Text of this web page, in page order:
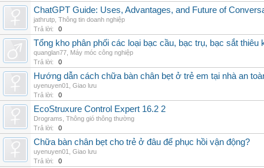
ChatGPT Guide: Uses, Advantages, and Future of
jathrutp Thông tin doanh nghiệp
Trả lời:
0
Tổng kho phân phối các loại bạc cầu, bạc trụ, bạc sắt thiêu
quanglan77 Máy móc công nghiệp
Trả lời:
0
Hướng dẫn cách chữa bàn chân bẹt ở trẻ em tại nhà an
uyenuyen01
Giao lưu
Trả lời:
0
EcoStruxure Control Expert 16.2 2
Drograms Thông gió thông thường
Trả lời:
0
Chữa bàn chân bẹt cho trẻ ở đâu để phục hồi vận động?
uyenuyen01
Giao lưu
Trả lời:
0